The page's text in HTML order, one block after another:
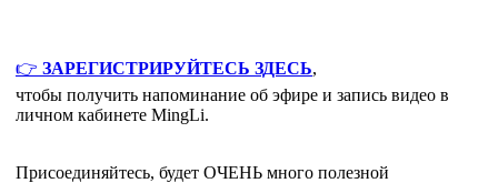
👉 ЗАРЕГИСТРИРУЙТЕСЬ ЗДЕСЬ,
чтобы получить напоминание об эфире и запись видео в
личном кабинете MingLi.
Присоединяйтесь, будет ОЧЕНЬ много полезной